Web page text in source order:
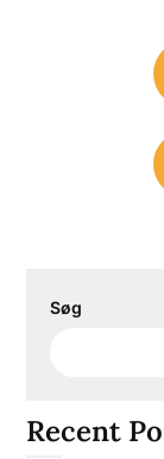
Søg
Recent